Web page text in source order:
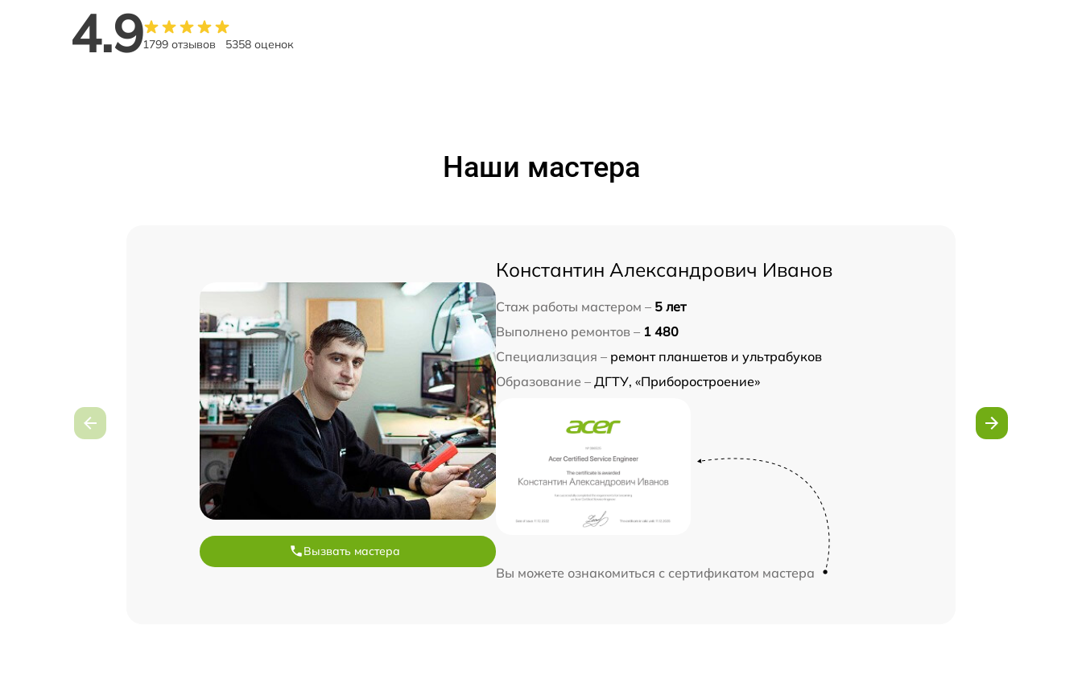
4.91799 отзывов 5358 оценок
Наши мастера
Вызвать мастера
Константин Александрович Иванов
Стаж работы мастером – 5 лет
Выполнено ремонтов – 1 480
Специализация – ремонт планшетов и ультрабуков
Образование – ДГТУ, «Приборостроение»
Вы можете ознакомиться с сертификатом мастера